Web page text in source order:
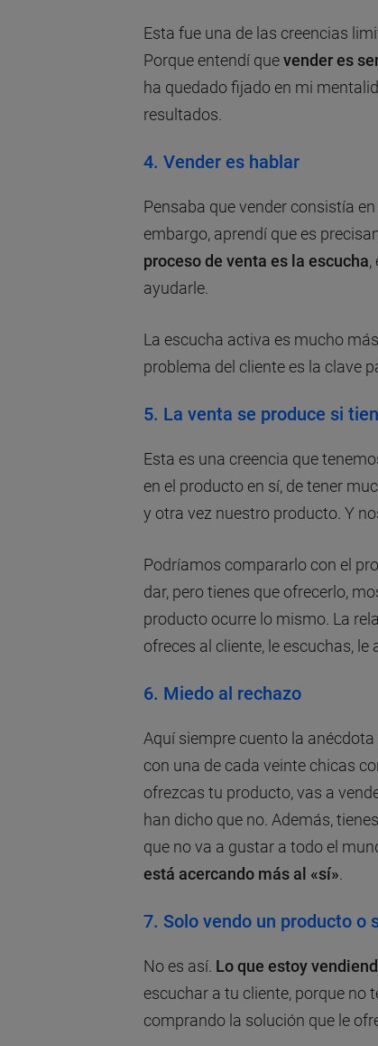
Esta fue una de las creencias
Porque entendí quevender es
ha quedado fijado en mi
resultados.
4. Vender es hablar
Pensaba que vender consistía
embargo, aprendí que es
proceso de venta es la escucha,
ayudarle.
La escucha activa es mucho
problema del cliente es la clave
5. La venta se produce si
Esta es una creencia que
en el producto en sí, de tener
y otra vez nuestro producto. Y
Podríamos compararlo con el
dar, pero tienes que ofrecerlo,
producto ocurre lo mismo. La
ofreces al cliente, le escuchas, le
6. Miedo al rechazo
Aquí siempre cuento la
con una de cada veinte chicas
ofrezcas tu producto, vas a
han dicho que no. Además,
que no va a gustar a todo el
está acercando más al «sí»
7. Solo vendo un producto o
No es así. Lo que estoy
escuchar a tu cliente, porque no
comprando la solución que le